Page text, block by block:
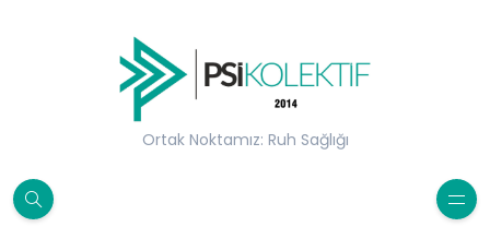
Ortak Noktamız: Ruh Sağlığı